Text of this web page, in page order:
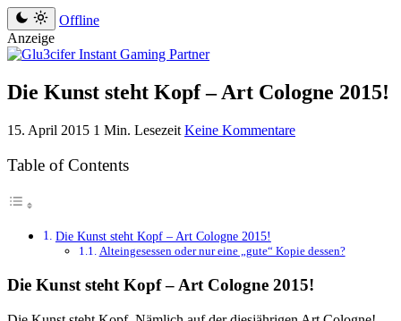
Offline
Anzeige
Die Kunst steht Kopf – Art Cologne 2015!
15. April 2015 1 Min. Lesezeit Keine Kommentare
Table of Contents
Die Kunst steht Kopf – Art Cologne 2015!
Alteingesessen oder nur eine „gute“ Kopie dessen?
Die Kunst steht Kopf – Art Cologne 2015!